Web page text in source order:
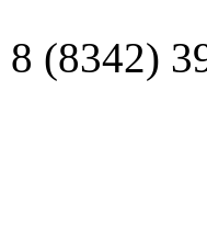
8 (8342)